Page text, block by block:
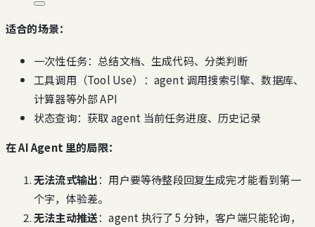
适合的场景：
一次性任务：总结文档、生成代码、分类判断
工具调用（Tool Use）：agent 调用搜索引擎、数据库、
计算器等外部 API
状态查询：获取 agent 当前任务进度、历史记录
在 AI Agent 里的局限：
无法流式输出：用户要等待整段回复生成完才能看到第一
个字，体验差。
无法主动推送：agent 执行了 5 分钟，客户端只能轮询，